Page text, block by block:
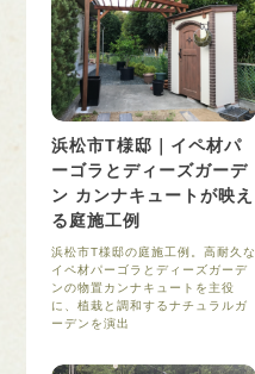
浜松市T様邸｜イペ材パ
ーゴラとディーズガーデ
ン カンナキュートが映え
る庭施工例
浜松市T様邸の庭施工例。高耐久な
イペ材パーゴラとディーズガーデ
ンの物置カンナキュートを主役
に、植栽と調和するナチュラルガ
ーデンを演出